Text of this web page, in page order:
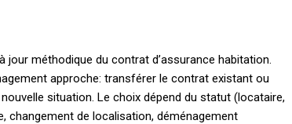
méthodique du contrat d’assurance habitation.
approche: transférer le contrat existant ou
situation. Le choix dépend du statut (locataire,
changement de localisation, déménagement